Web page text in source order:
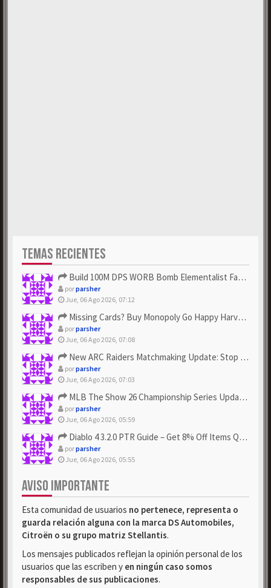
TEMAS RECIENTES
Build 100M DPS WORB Bomb Elementalist Fast - Grab POE Curren...
porparsher
Jue, 06 Ago 2026, 07:12
Missing Cards? Buy Monopoly Go Happy Harvest with Looney Tun...
porparsher
Jue, 06 Ago 2026, 07:08
New ARC Raiders Matchmaking Update: Stop Failed - Grab Bluep...
porparsher
Jue, 06 Ago 2026, 07:03
MLB The Show 26 Championship Series Update! Get Cheap & ...
porparsher
Jue, 06 Ago 2026, 05:59
Diablo 4 3.2.0 PTR Guide – Get 8% Off Items Quickly to Test ...
porparsher
Jue, 06 Ago 2026, 05:55
AVISO IMPORTANTE
Esta comunidad de usuarios no pertenece, representa o
guarda relación alguna con la marca DS Automobiles,
Citroën o su grupo matriz Stellantis.
Los mensajes publicados reflejan la opinión personal de los
usuarios que las escriben y en ningún caso somos
responsables de sus publicaciones.